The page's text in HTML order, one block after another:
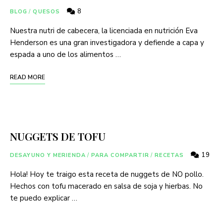
BLOG / QUESOS 8
Nuestra nutri de cabecera, la licenciada en nutrición Eva
Henderson es una gran investigadora y defiende a capa y
espada a uno de los alimentos …
READ MORE
NUGGETS DE TOFU
DESAYUNO Y MERIENDA / PARA COMPARTIR / RECETAS 19
Hola! Hoy te traigo esta receta de nuggets de NO pollo.
Hechos con tofu macerado en salsa de soja y hierbas. No
te puedo explicar …